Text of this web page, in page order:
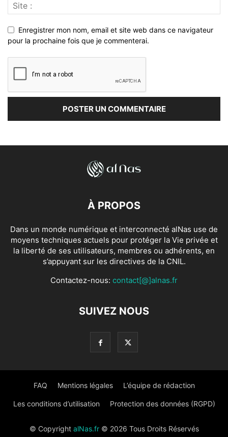
Enregistrer mon nom, email et site web dans ce navigateur
pour la prochaine fois que je commenterai.
À PROPOS
Dans un monde numérique et interconnecté alNas use de
moyens techniques actuels pour protéger la Vie privée et
la liberté de ses utilisateurs, membres ou adhérents, en
s’appuyant sur les directives de la CNIL.
Contactez-nous: contact[@]alnas.fr
SUIVEZ NOUS
FAQ Mentions légales L’équipe de rédaction
Les conditions d’utilisation Protection des données (RGPD)
© Copyright alNas.fr© 2026 Tous Droits Réservés